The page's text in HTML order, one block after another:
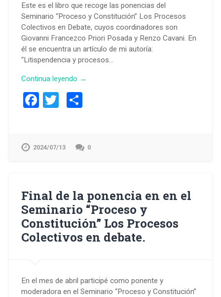
Este es el libro que recoge las ponencias del
Seminario “Proceso y Constitución” Los Procesos
Colectivos en Debate, cuyos coordinadores son
Giovanni Francezco Priori Posada y Renzo Cavani. En
él se encuentra un artículo de mi autoría:
“Litispendencia y procesos…
Continua leyendo →
Facebook
Twitter
2024/07/13 0
Final de la ponencia en en el
Seminario “Proceso y
Constitución” Los Procesos
Colectivos en debate.
En el mes de abril participé como ponente y
moderadora en el Seminario “Proceso y Constitución”